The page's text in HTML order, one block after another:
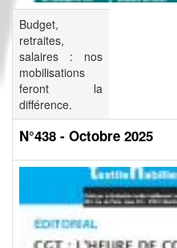
Budget,
retraites,
salaires : nos
mobilisations
feront la
différence.
N°438 - Octobre 2025